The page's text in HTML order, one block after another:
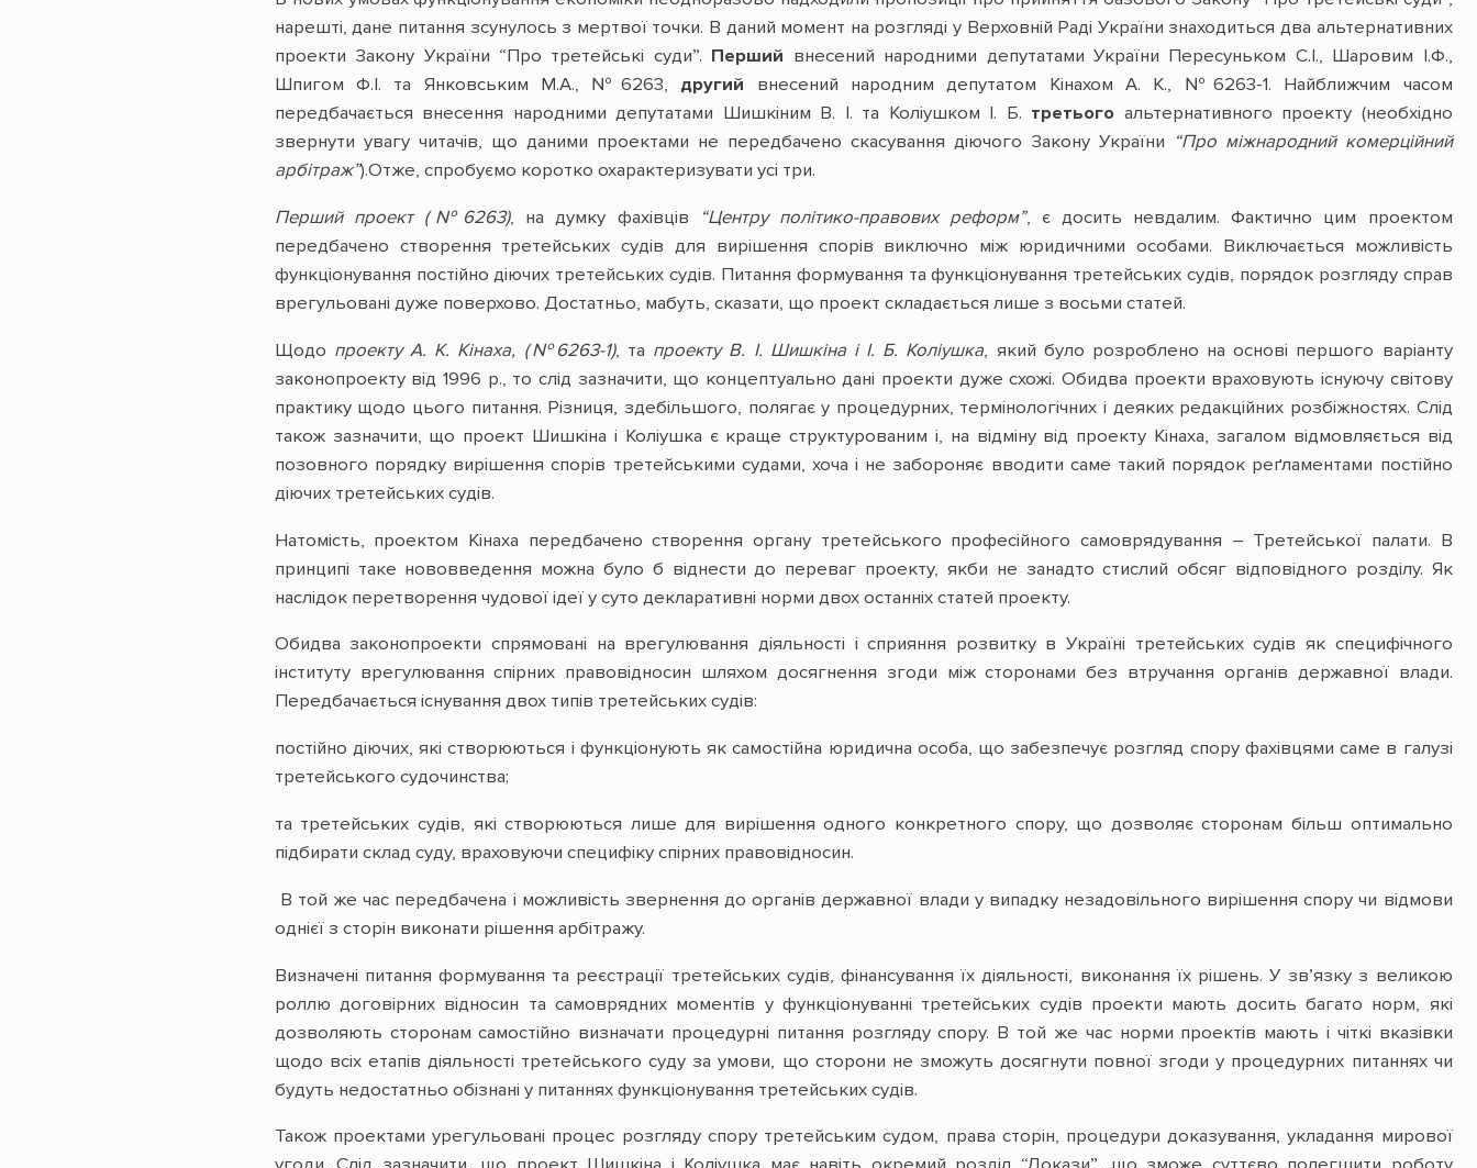
нарешті, дане питання зсунулось з мертвої точки. В даний момент на розгляді у Верховній Раді України знаходиться два альтернативних
проекти Закону України “Про третейські суди”. Перший внесений народними депутатами України Пересуньком С.І., Шаровим І.Ф.,
Шпигом Ф.І. та Янковським М.А., №6263, другий внесений народним депутатом Кінахом А. К., №6263-1. Найближчим часом
передбачається внесення народними депутатами Шишкіним В. І. та Коліушком І. Б. третього альтернативного проекту (необхідно
звернути увагу читачів, що даними проектами не передбачено скасування діючого Закону України “Про міжнародний комерційний
арбітраж”).Отже, спробуємо коротко охарактеризувати усі три.
Перший проект (№6263), на думку фахівців “Центру політико-правових реформ”, є досить невдалим. Фактично цим проектом
передбачено створення третейських судів для вирішення спорів виключно між юридичними особами. Виключається можливість
функціонування постійно діючих третейських судів. Питання формування та функціонування третейських судів, порядок розгляду справ
врегульовані дуже поверхово. Достатньо, мабуть, сказати, що проект складається лише з восьми статей.
Щодо проекту А. К. Кінаха, (№6263-1), та проекту В. І. Шишкіна і І. Б. Коліушка, який було розроблено на основі першого варіанту
законопроекту від 1996 р., то слід зазначити, що концептуально дані проекти дуже схожі. Обидва проекти враховують існуючу світову
практику щодо цього питання. Різниця, здебільшого, полягає у процедурних, термінологічних і деяких редакційних розбіжностях. Слід
також зазначити, що проект Шишкіна і Коліушка є краще структурованим і, на відміну від проекту Кінаха, загалом відмовляється від
позовного порядку вирішення спорів третейськими судами, хоча і не забороняє вводити саме такий порядок реґламентами постійно
діючих третейських судів.
Натомість, проектом Кінаха передбачено створення органу третейського професійного самоврядування – Третейської палати. В
принципі таке нововведення можна було б віднести до переваг проекту, якби не занадто стислий обсяг відповідного розділу. Як
наслідок перетворення чудової ідеї у суто декларативні норми двох останніх статей проекту.
Обидва законопроекти спрямовані на врегулювання діяльності і сприяння розвитку в Україні третейських судів як специфічного
інституту врегулювання спірних правовідносин шляхом досягнення згоди між сторонами без втручання органів державної влади.
Передбачається існування двох типів третейських судів:
постійно діючих, які створюються і функціонують як самостійна юридична особа, що забезпечує розгляд спору фахівцями саме в галузі
третейського судочинства;
та третейських судів, які створюються лише для вирішення одного конкретного спору, що дозволяє сторонам більш оптимально
підбирати склад суду, враховуючи специфіку спірних правовідносин.
В той же час передбачена і можливість звернення до органів державної влади у випадку незадовільного вирішення спору чи відмови
однієї з сторін виконати рішення арбітражу.
Визначені питання формування та реєстрації третейських судів, фінансування їх діяльності, виконання їх рішень. У зв’язку з великою
роллю договірних відносин та самоврядних моментів у функціонуванні третейських судів проекти мають досить багато норм, які
дозволяють сторонам самостійно визначати процедурні питання розгляду спору. В той же час норми проектів мають і чіткі вказівки
щодо всіх етапів діяльності третейського суду за умови, що сторони не зможуть досягнути повної згоди у процедурних питаннях чи
будуть недостатньо обізнані у питаннях функціонування третейських судів.
Також проектами урегульовані процес розгляду спору третейським судом, права сторін, процедури доказування, укладання мирової